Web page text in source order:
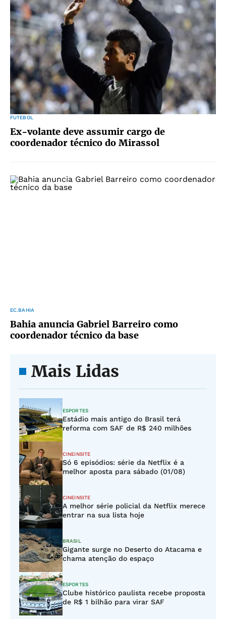
FUTEBOL
Ex-volante deve assumir cargo de
coordenador técnico do Mirassol
EC.BAHIA
Bahia anuncia Gabriel Barreiro como
coordenador técnico da base
Mais Lidas
ESPORTES
Estádio mais antigo do Brasil terá
reforma com SAF de R$ 240 milhões
CINEINSITE
Só 6 episódios: série da Netflix é a
melhor aposta para sábado (01/08)
CINEINSITE
A melhor série policial da Netflix merece
entrar na sua lista hoje
BRASIL
Gigante surge no Deserto do Atacama e
chama atenção do espaço
ESPORTES
Clube histórico paulista recebe proposta
de R$ 1 bilhão para virar SAF